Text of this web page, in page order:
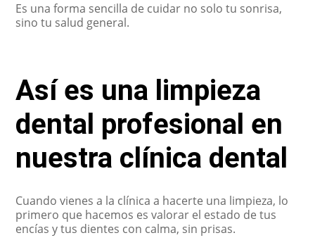
Es una forma sencilla de cuidar no solo tu sonrisa,
sino tu salud general.
Así es una limpieza
dental profesional en
nuestra clínica dental
Cuando vienes a la clínica a hacerte una limpieza, lo
primero que hacemos es valorar el estado de tus
encías y tus dientes con calma, sin prisas.